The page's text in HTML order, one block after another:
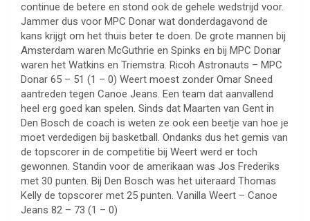
continue de betere en stond ook de gehele wedstrijd voor.
Jammer dus voor MPC Donar wat donderdagavond de
kans krijgt om het thuis beter te doen. De grote mannen bij
Amsterdam waren McGuthrie en Spinks en bij MPC Donar
waren het Watkins en Triemstra. Ricoh Astronauts – MPC
Donar 65 – 51 (1 – 0) Weert moest zonder Omar Sneed
aantreden tegen Canoe Jeans. Een team dat aanvallend
heel erg goed kan spelen. Sinds dat Maarten van Gent in
Den Bosch de coach is weten ze ook een beetje van hoe je
moet verdedigen bij basketball. Ondanks dus het gemis van
de topscorer in de competitie bij Weert werd er toch
gewonnen. Standin voor de amerikaan was Jos Frederiks
met 30 punten. Bij Den Bosch was het uiteraard Thomas
Kelly de topscorer met 25 punten. Vanilla Weert – Canoe
Jeans 82 – 73 (1 – 0)